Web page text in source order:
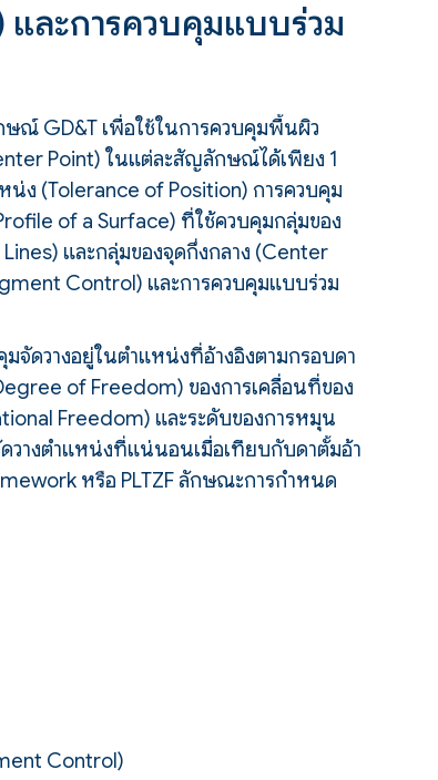
ละการควบคุมแบบร่วม
ณ์ GD&T เพื่อใช้ในการควบคุมพื้นผิว
Point) ในแต่ละสัญลักษณ์ได้เพียง 1
น่ง (Tolerance of Position) การควบคุม
of a Surface) ที่ใช้ควบคุมกลุ่มของ
และกลุ่มของจุดกึ่งกลาง (Center
Control) และการควบคุมแบบร่วม
จัดวางอยู่ในตำแหน่งที่อ้างอิงตามกรอบดา
of Freedom) ของการเคลื่อนที่ของ
Freedom) และระดับของการหมุน
วางตำแหน่งที่แน่นอนเมื่อเทียบกับดาตั้มอ้า
หรือ PLTZF ลักษณะการกำหนด
Control)